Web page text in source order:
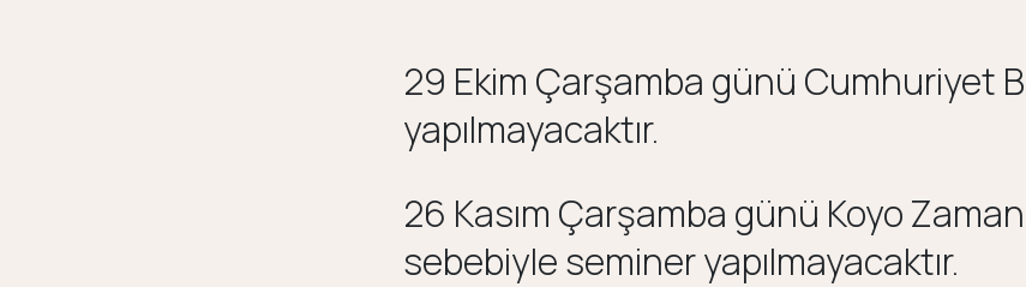
29 Ekim Çarşamba günü Cumhuriyet
yapılmayacaktır.
26 Kasım Çarşamba günü Koyo
sebebiyle seminer yapılmayacaktır.